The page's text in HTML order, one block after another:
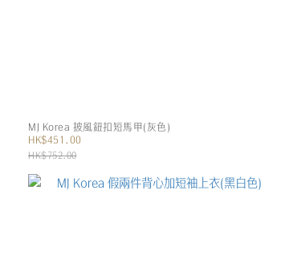
MJ Korea 披風鈕扣短馬甲(灰色)
HK$451.00
HK$752.00